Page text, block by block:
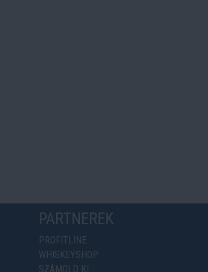
PARTNEREK
PROFITLINE
WHISKEYSHOP
SZÁMOLD KI